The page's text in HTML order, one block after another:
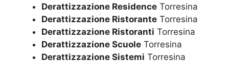
Derattizzazione Residence Torresina
Derattizzazione Ristorante Torresina
Derattizzazione Ristoranti Torresina
Derattizzazione Scuole Torresina
Derattizzazione Sistemi Torresina